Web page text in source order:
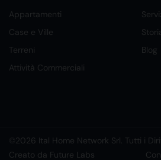
Appartamenti
Case e Ville
Terreni
Attività Commerciali
Blog
©2026 Ital Home Network Srl. Tutti i
Creato da Future Labs